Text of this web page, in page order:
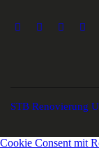
STB Renovierung
Cookie Consent mit